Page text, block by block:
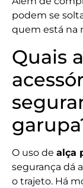
podem se
quem está na
Quais
O uso de alça
segurança dá
o trajeto. Há